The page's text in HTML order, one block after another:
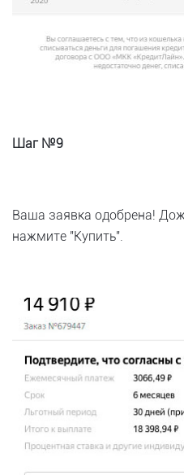
Шаг №9
Ваша заявка одобрена!
нажмите "Купить".